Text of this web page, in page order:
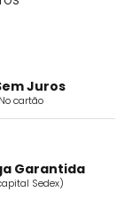
Juros
No cartão
Garantida
Sedex)